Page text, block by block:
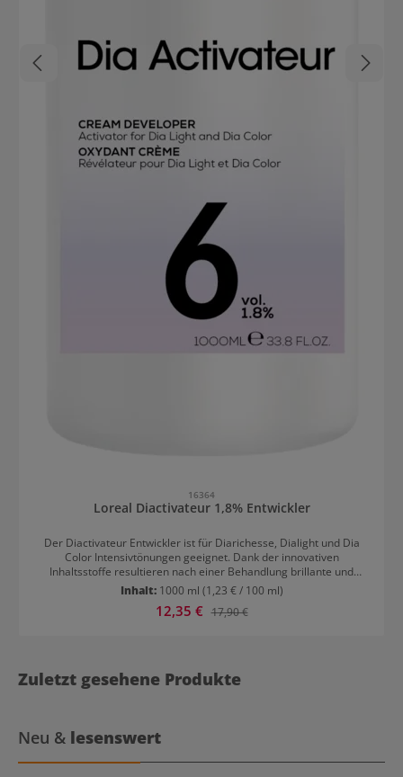
16364
Loreal Diactivateur 1,8% Entwickler
Der Diactivateur Entwickler ist für Diarichesse, Dialight und Dia
Color Intensivtönungen geeignet. Dank der innovativen
Inhaltsstoffe resultieren nach einer Behandlung brillante und
strahlende Farbergebnisse. Die Farbpigmente verankern sich tief
im Haar und sehen dadurch intensiver aus. Resultate mit Loreal
Diactivateur 1,8% Entwickler Brillante und strahlende
Inhalt: 1000 ml (1,23 € / 100 ml)
Verkaufspreis:
12,35 € Regulärer Preis:
17,90 €
Zuletzt gesehene Produkte
Neu & lesenswert